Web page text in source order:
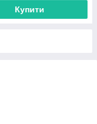
Купити